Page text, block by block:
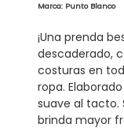
Marca: Punto Blanco
¡Una prenda
descaderado,
costuras en
ropa.
suave al tacto.
brinda mayor